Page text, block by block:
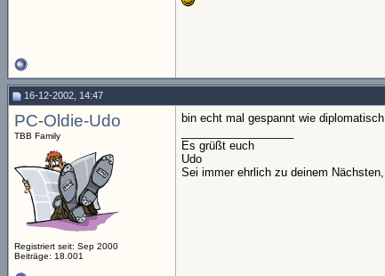
16-12-2002, 14:47
PC-Oldie-Udo
TBB Family
Registriert seit: Sep 2000
Beiträge: 18.001
bin echt mal gespannt wie
Es grüßt euch
Udo
Sei immer ehrlich zu deinem